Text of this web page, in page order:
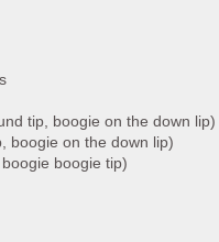
tip, boogie on the down lip)
boogie on the down lip)
boogie tip)